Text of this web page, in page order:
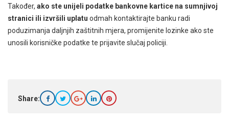
Također, ako ste unijeli podatke bankovne kartice na sumnjivoj
stranici ili izvršili uplatu odmah kontaktirajte banku radi
poduzimanja daljnjih zaštitnih mjera, promijenite lozinke ako ste
unosili korisničke podatke te prijavite slučaj policiji.
Share: